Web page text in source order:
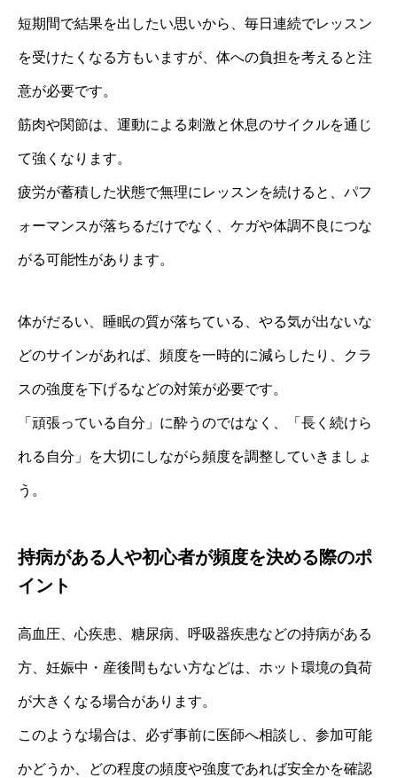
短期間で結果を出したい思いから、毎日連続でレッスン
を受けたくなる方もいますが、体への負担を考えると注
意が必要です。
筋肉や関節は、運動による刺激と休息のサイクルを通じ
て強くなります。
疲労が蓄積した状態で無理にレッスンを続けると、パフ
ォーマンスが落ちるだけでなく、ケガや体調不良につな
がる可能性があります。
体がだるい、睡眠の質が落ちている、やる気が出ないな
どのサインがあれば、頻度を一時的に減らしたり、クラ
スの強度を下げるなどの対策が必要です。
「頑張っている自分」に酔うのではなく、「長く続けら
れる自分」を大切にしながら頻度を調整していきましょ
う。
持病がある人や初心者が頻度を決める際のポ
イント
高血圧、心疾患、糖尿病、呼吸器疾患などの持病がある
方、妊娠中・産後間もない方などは、ホット環境の負荷
が大きくなる場合があります。
このような場合は、必ず事前に医師へ相談し、参加可能
かどうか、どの程度の頻度や強度であれば安全かを確認